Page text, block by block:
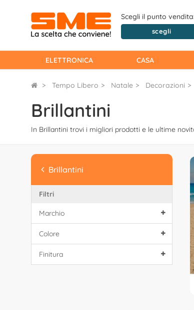
Scegli il punto
scegli
ELETTRONICA CASA
Tempo Libero Natale Decorazioni
Brillantini
In Brillantini trovi i migliori prodotti e le ultime
Brillantini
Filtri
Marchio
Colore
Finitura